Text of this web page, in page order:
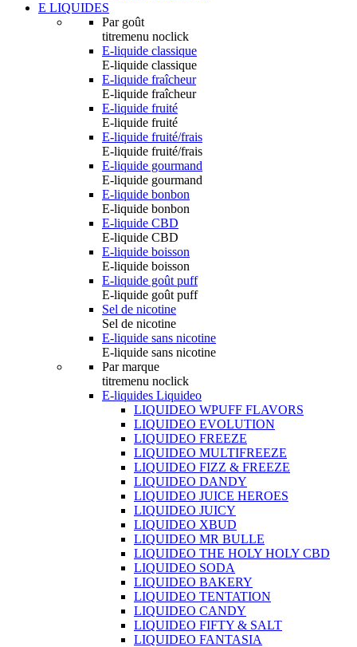
E LIQUIDES
Par goût
titremenu noclick
E-liquide classique
E-liquide classique
E-liquide fraîcheur
E-liquide fraîcheur
E-liquide fruité
E-liquide fruité
E-liquide fruité/frais
E-liquide fruité/frais
E-liquide gourmand
E-liquide gourmand
E-liquide bonbon
E-liquide bonbon
E-liquide CBD
E-liquide CBD
E-liquide boisson
E-liquide boisson
E-liquide goût puff
E-liquide goût puff
Sel de nicotine
Sel de nicotine
E-liquide sans nicotine
E-liquide sans nicotine
Par marque
titremenu noclick
E-liquides Liquideo
LIQUIDEO WPUFF FLAVORS
LIQUIDEO EVOLUTION
LIQUIDEO FREEZE
LIQUIDEO MULTIFREEZE
LIQUIDEO FIZZ & FREEZE
LIQUIDEO DANDY
LIQUIDEO JUICE HEROES
LIQUIDEO JUICY
LIQUIDEO XBUD
LIQUIDEO MR BULLE
LIQUIDEO THE HOLY HOLY CBD
LIQUIDEO SODA
LIQUIDEO BAKERY
LIQUIDEO TENTATION
LIQUIDEO CANDY
LIQUIDEO FIFTY & SALT
LIQUIDEO FANTASIA